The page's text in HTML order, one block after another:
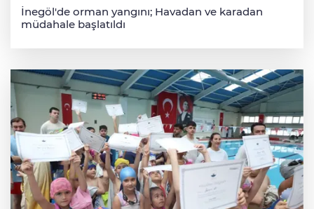
İnegöl'de orman yangını; Havadan ve karadan
müdahale başlatıldı